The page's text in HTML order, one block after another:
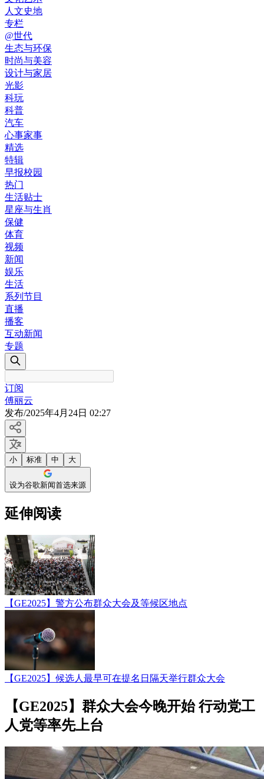
人文史地
专栏
@世代
生态与环保
时尚与美容
设计与家居
光影
科玩
科普
汽车
心事家事
精选
特辑
早报校园
热门
生活贴士
星座与生肖
保健
体育
视频
新闻
娱乐
生活
系列节目
直播
播客
互动新闻
专题
订阅
傅丽云
发布/2025年4月24日 02:27
小 标准 中 大
设为谷歌新闻首选来源
延伸阅读
【GE2025】警方公布群众大会及等候区地点
【GE2025】候选人最早可在提名日隔天举行群众大会
【GE2025】群众大会今晚开始 行动党工
人党等率先上台